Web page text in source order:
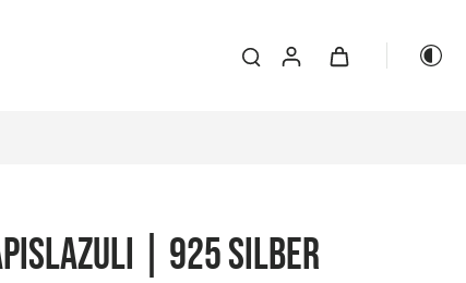
| 925 Silber